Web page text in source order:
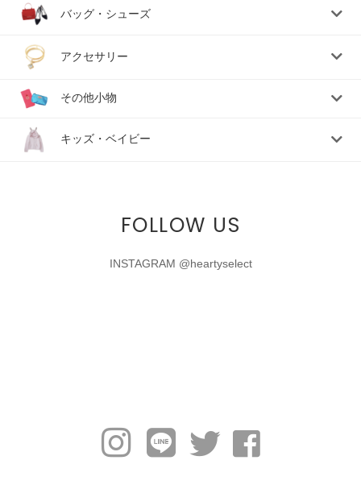
バッグ・シューズ
アクセサリー
その他小物
キッズ・ベイビー
FOLLOW US
INSTAGRAM @heartyselect